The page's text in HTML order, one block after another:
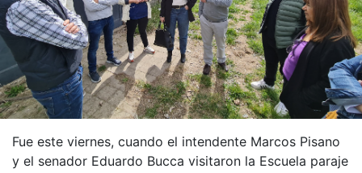
Fue este viernes, cuando el intendente Marcos Pisano
y el senador Eduardo Bucca visitaron la Escuela paraje